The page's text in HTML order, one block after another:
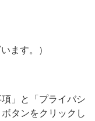
ます。）
」と「プライバシ
タンをクリックし